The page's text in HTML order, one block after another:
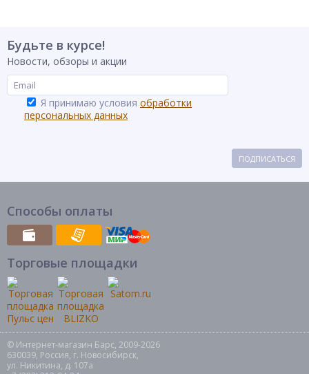
Будьте в курсе!
Новости, обзоры и акции
Я принимаю условия обработки
персональных данных
ПОДПИСАТЬСЯ
Способы оплаты
Торговые площадки
© Интернет-магазин Барс, 2009-2026
630039, Россия, г. Новосибирск,
ул. Никитина, д. 107а